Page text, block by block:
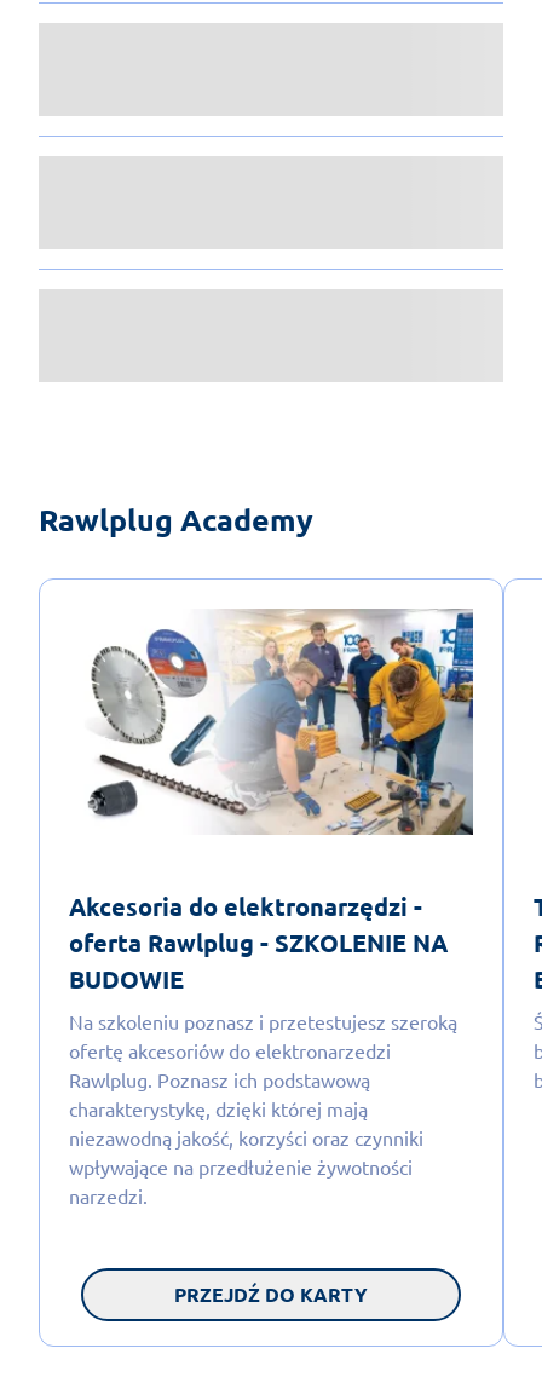
Rawlplug Academy
Akcesoria do elektronarzędzi -
oferta Rawlplug - SZKOLENIE NA
BUDOWIE
Na szkoleniu poznasz i przetestujesz szeroką
ofertę akcesoriów do elektronarzedzi
Rawlplug. Poznasz ich podstawową
charakterystykę, dzięki której mają
niezawodną jakość, korzyści oraz czynniki
wpływające na przedłużenie żywotności
narzedzi.
PRZEJDŹ DO KARTY